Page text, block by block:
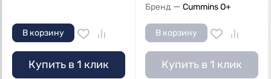
В корзину
Купить в 1 клик
Бренд — Cummins O+
В корзину
Купить в 1 клик